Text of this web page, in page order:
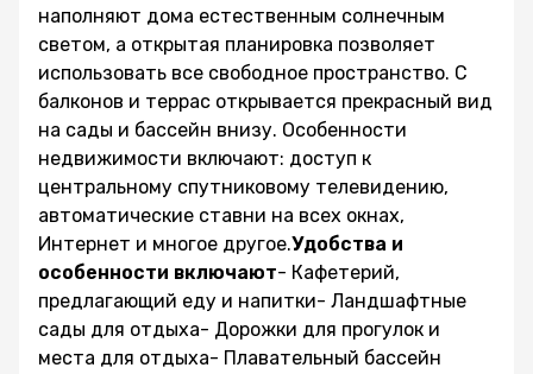
наполняют дома естественным солнечным
светом, а открытая планировка позволяет
использовать все свободное пространство. С
балконов и террас открывается прекрасный вид
на сады и бассейн внизу. Особенности
недвижимости включают: доступ к
центральному спутниковому телевидению,
автоматические ставни на всех окнах,
Интернет и многое другое.Удобства и
особенности включают- Кафетерий,
предлагающий еду и напитки- Ландшафтные
сады для отдыха- Дорожки для прогулок и
места для отдыха- Плавательный бассейн